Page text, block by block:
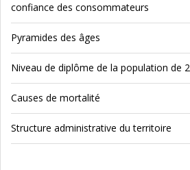
confiance des consommateurs
Pyramides des âges
Niveau de diplôme de la population de
Causes de mortalité
Structure administrative du territoire